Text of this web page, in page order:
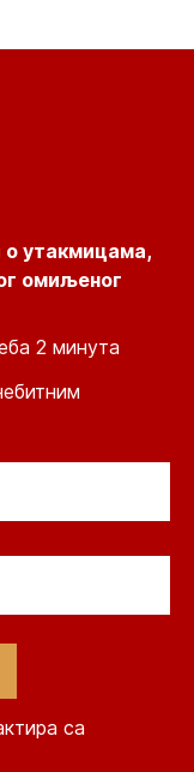
о утакмицама,
омиљеног
2 минута
са